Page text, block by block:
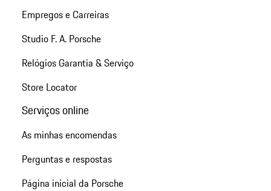
Empregos e Carreiras
Studio F. A. Porsche
Relógios Garantia & Serviço
Store Locator
Serviços online
As minhas encomendas
Perguntas e respostas
Página inicial da Porsche